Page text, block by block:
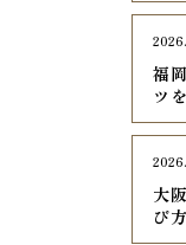
福
ツ
大
び